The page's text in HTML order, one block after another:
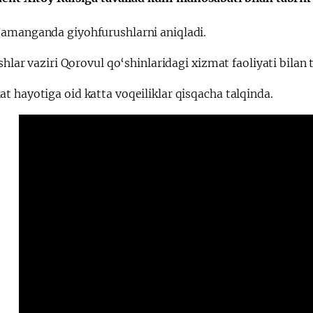
Yaponiya
giyohfurushlarni aniqladi.
vaziri Qorovul qo‘shinlaridagi xizmat faoliyati bilan
hayotiga oid katta voqeiliklar qisqacha talqinda.